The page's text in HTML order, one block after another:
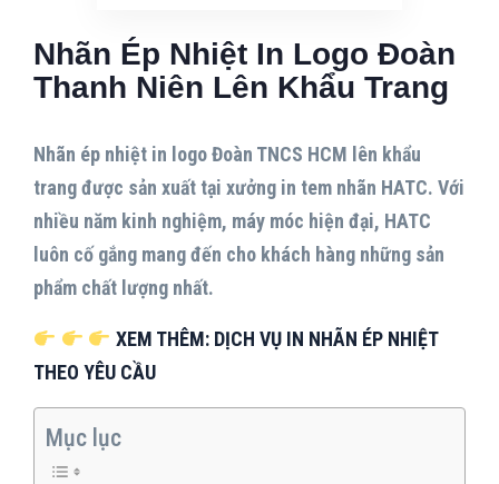
Nhãn Ép Nhiệt In Logo Đoàn
Thanh Niên Lên Khẩu Trang
Nhãn ép nhiệt in logo Đoàn TNCS HCM lên khẩu
trang được sản xuất tại xưởng in tem nhãn HATC. Với
nhiều năm kinh nghiệm, máy móc hiện đại, HATC
luôn cố gắng mang đến cho khách hàng những sản
phẩm chất lượng nhất.
XEM THÊM: DỊCH VỤ IN NHÃN ÉP NHIỆT
THEO YÊU CẦU
Mục lục